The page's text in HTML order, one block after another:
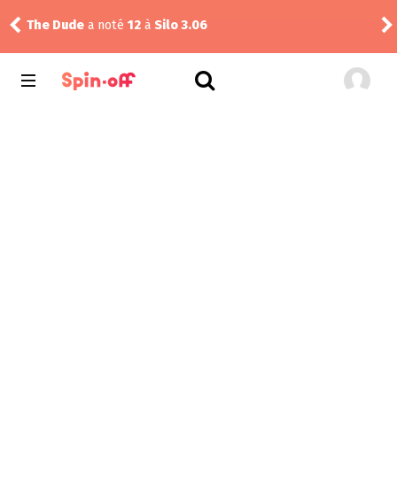
The Dude a noté 12 à Silo 3.06